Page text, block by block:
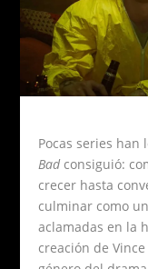
Pocas series han
Badconsiguió:
crecer hasta
culminar como
aclamadas en la
creación de